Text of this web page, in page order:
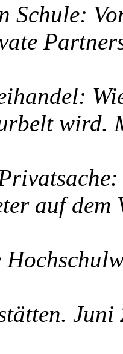
Schule:
wird.
auf dem
Juni